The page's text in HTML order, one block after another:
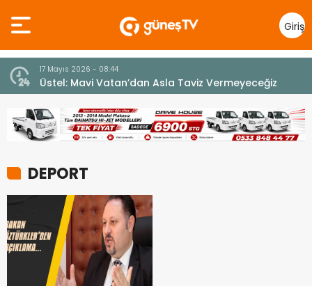
Giriş
Yap
17 Mayıs 2026 - 08:44
Üstel: Mavi Vatan’dan Asla Taviz Vermeyeceğiz
DEPORT